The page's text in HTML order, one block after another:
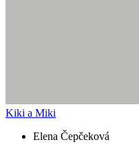
Kiki a Miki
Elena Čepčeková